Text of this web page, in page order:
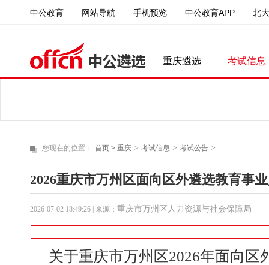
中公教育 网站导航 手机预览 中公教育APP 北
重庆遴选 考试信息
您现在的位置： 首页 > 重庆 > 考试信息 > 考试公告 >
2026重庆市万州区面向区外遴选教育事
2026-07-02 18:49:26 | 来源： 重庆市万州区人力资源与社会保障局
关于重庆市万州区2026年面向区